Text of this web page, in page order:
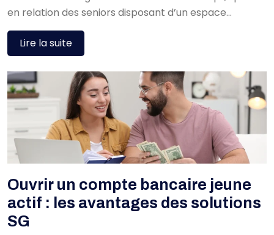
en relation des seniors disposant d’un espace…
Lire la suite
Ouvrir un compte bancaire jeune
actif : les avantages des solutions
SG